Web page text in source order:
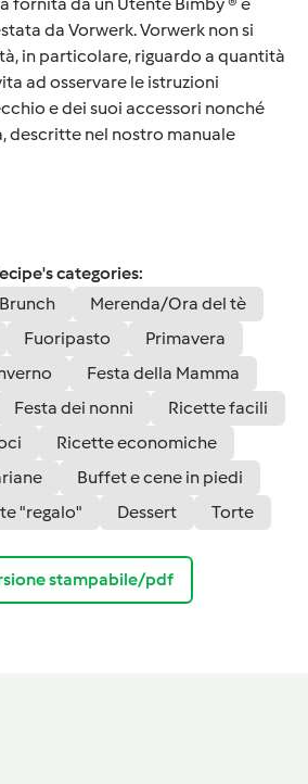
da Vorwerk. Vorwerk non si
in particolare, riguardo a quantità
ad osservare le istruzioni
e dei suoi accessori nonché
descritte nel nostro manuale
categories:
Brunch
Merenda/Ora del tè
Fuoripasto
Primavera
Festa della Mamma
Festa dei nonni
Ricette facili
Ricette economiche
Buffet e cene in piedi
"regalo" Dessert Torte
stampabile/pdf